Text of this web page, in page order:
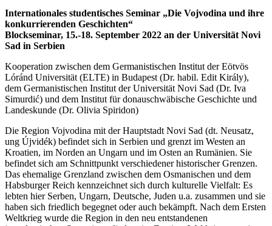
Internationales studentisches Seminar „Die Vojvodina und ihre
konkurrierenden Geschichten“
Blockseminar, 15.-18. September 2022 an der Universität Novi
Sad in Serbien
Kooperation zwischen dem Germanistischen Institut der Eötvös
Lóránd Universität (ELTE) in Budapest (Dr. habil. Edit Király),
dem Germanistischen Institut der Universität Novi Sad (Dr. Iva
Simurdić) und dem Institut für donauschwäbische Geschichte und
Landeskunde (Dr. Olivia Spiridon)
Die Region Vojvodina mit der Hauptstadt Novi Sad (dt. Neusatz,
ung Újvidék) befindet sich in Serbien und grenzt im Westen an
Kroatien, im Norden an Ungarn und im Osten an Rumänien. Sie
befindet sich am Schnittpunkt verschiedener historischer Grenzen.
Das ehemalige Grenzland zwischen dem Osmanischen und dem
Habsburger Reich kennzeichnet sich durch kulturelle Vielfalt: Es
lebten hier Serben, Ungarn, Deutsche, Juden u.a. zusammen und sie
haben sich friedlich begegnet oder auch bekämpft. Nach dem Ersten
Weltkrieg wurde die Region in den neu entstandenen